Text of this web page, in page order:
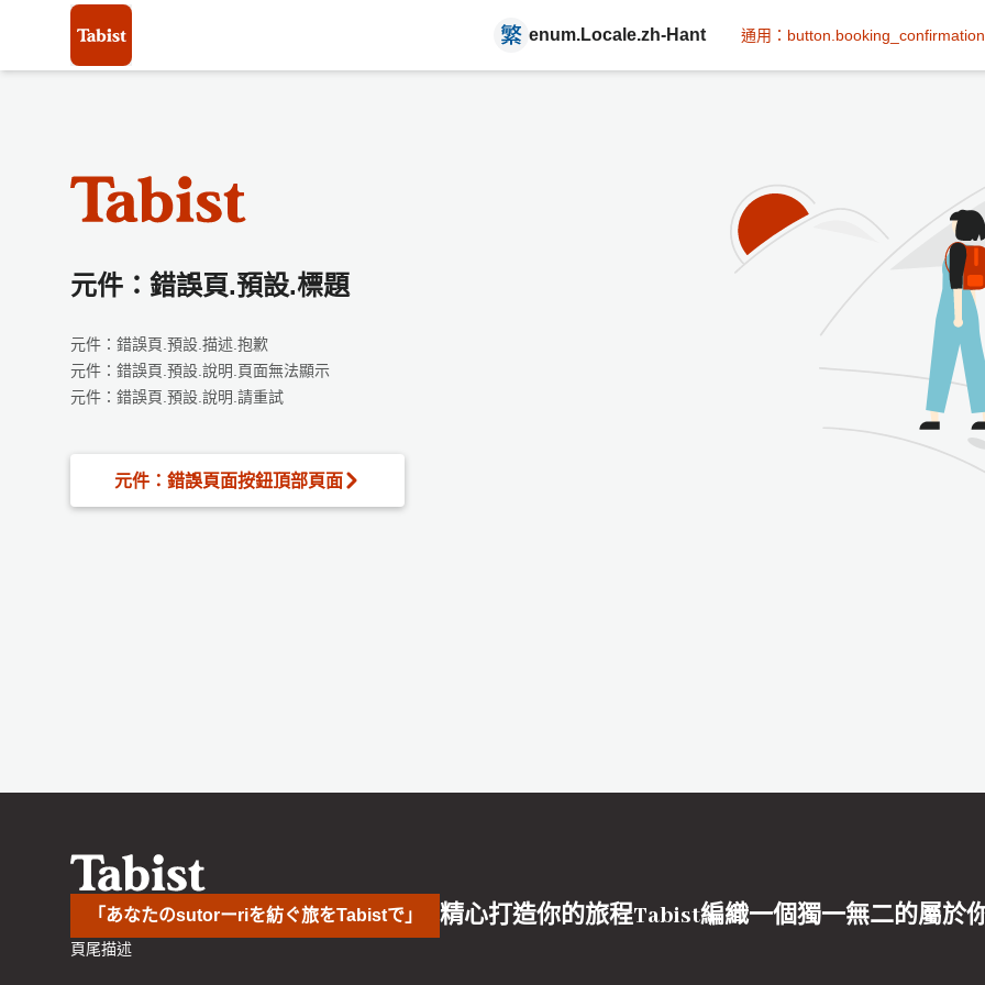
enum.Locale.zh-Hant 通用：button.booking_confirmation
元件：錯誤頁.預設.標題
元件：錯誤頁.預設.描述.抱歉
元件：錯誤頁.預設.說明.頁面無法顯示
元件：錯誤頁.預設.說明.請重試
元件：錯誤頁面按鈕頂部頁面
「あなたのsutorーriを紡ぐ旅をTabistで」 精心打造你的旅程Tabist編織一個獨一無二的屬於
頁尾描述